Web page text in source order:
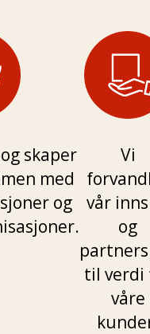
skaper
med
og
Vi
vår
og
til verdi
våre